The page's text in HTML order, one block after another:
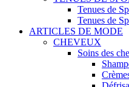
Tenues de
Tenues de
ARTICLES DE MODE
CHEVEUX
Soins des